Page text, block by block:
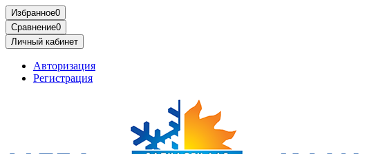
Избранное0
Сравнение0
Личный кабинет
Авторизация
Регистрация